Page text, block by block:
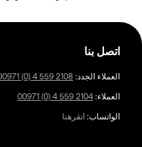
اتصل بنا
العملاء الجدد: (0) 4 559 2108
العملاء: 00971 (0) 4 559 2104
الواتساب: انقرهنا